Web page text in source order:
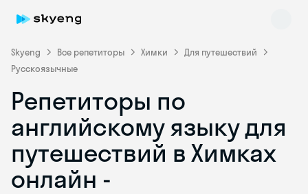
Skyeng Все репетиторы Химки
Для путешествий
Русскоязычные
Репетиторы по
английскому языку для
путешествий в Химках
онлайн -
Skyeng Chat